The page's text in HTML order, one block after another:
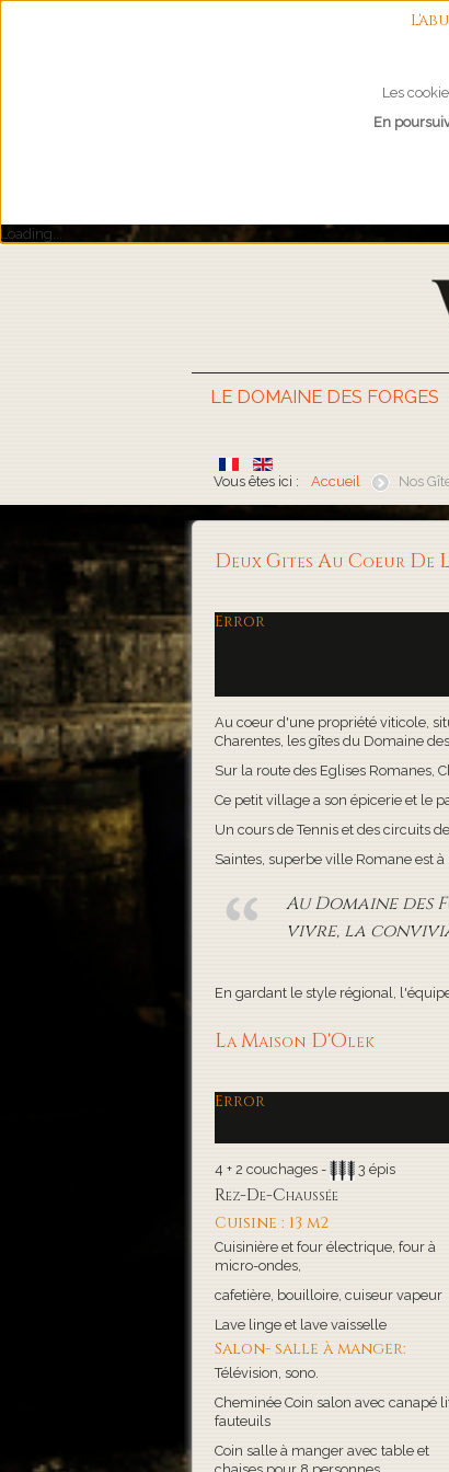
Les
En
Loading...
LE DOMAINE DES FORGES
Vous êtes ici : Accueil Nos
Deux Gites Au Coeur De
Error
Au coeur d'une propriété viticole,
Charentes, les gîtes du Domaine
Sur la route des Eglises Romanes,
Ce petit village a son épicerie et le
Un cours de Tennis et des circuits
Saintes, superbe ville Romane est
Au Domaine des
vivre, la
En gardant le style régional,
La Maison D'Olek
Error
4 + 2 couchages - 3 épis
Rez-De-Chaussée
Cuisine : 13 m2
Cuisinière et four électrique, four à
micro-ondes,
cafetière, bouilloire, cuiseur vapeur
Lave linge et lave vaisselle
Salon- salle à manger:
Télévision, sono.
Cheminée Coin salon avec canapé
fauteuils
Coin salle à manger avec table et